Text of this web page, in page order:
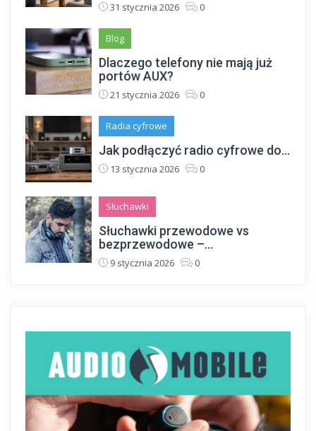
31 stycznia 2026 0
Blog
Dlaczego telefony nie mają już
portów AUX?
21 stycznia 2026 0
Radia cyfrowe
Jak podłączyć radio cyfrowe do...
13 stycznia 2026 0
Słuchawki
Słuchawki przewodowe vs
bezprzewodowe –...
9 stycznia 2026 0